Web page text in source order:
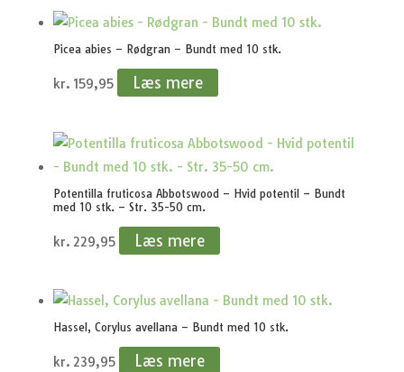
Picea abies – Rødgran – Bundt med 10 stk.
kr. 159,95 Læs mere
Potentilla fruticosa Abbotswood – Hvid potentil – Bundt
med 10 stk. – Str. 35-50 cm.
kr. 229,95 Læs mere
Hassel, Corylus avellana – Bundt med 10 stk.
kr. 239,95 Læs mere